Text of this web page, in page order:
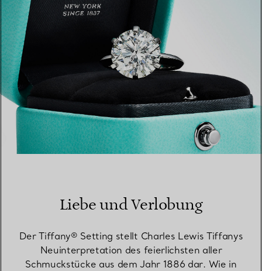
Liebe und Verlobung
Der Tiffany® Setting stellt Charles Lewis Tiffanys
Neuinterpretation des feierlichsten aller
Schmuckstücke aus dem Jahr 1886 dar. Wie in